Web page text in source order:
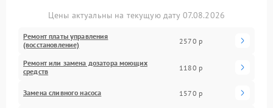
Цены актуальны на текущую дату 07.08.2026
Ремонт платы управления
(восстановление)
2570 р
Ремонт или замена дозатора моющих
средств
1180 р
Замена сливного насоса 1570 р